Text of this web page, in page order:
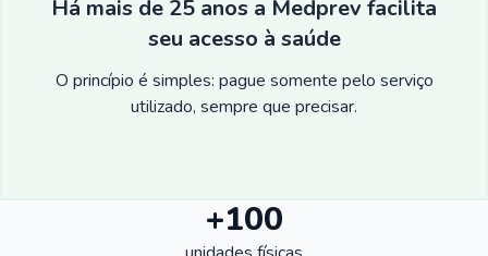
Há mais de 25 anos a Medprev facilita
seu acesso à saúde
O princípio é simples: pague somente pelo serviço
utilizado, sempre que precisar.
+100